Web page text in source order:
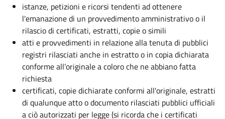
istanze, petizioni e ricorsi tendenti ad ottenere
l'emanazione di un provvedimento amministrativo o il
rilascio di certificati, estratti, copie o simili
atti e provvedimenti in relazione alla tenuta di pubblici
registri rilasciati anche in estratto o in copia dichiarata
conforme all’originale a coloro che ne abbiano fatta
richiesta
certificati, copie dichiarate conformi all'originale, estratti
di qualunque atto o documento rilasciati pubblici ufficiali
a ciò autorizzati per legge (si ricorda che i certificati